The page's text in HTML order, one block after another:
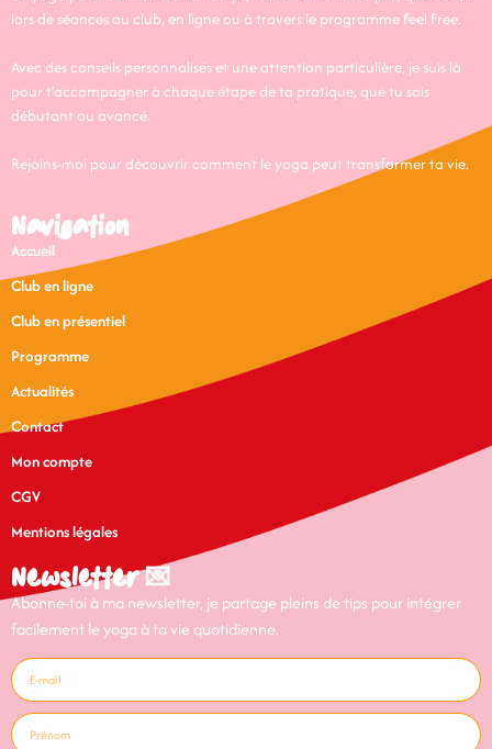
lors de séances au club, en ligne ou à travers le programme Feel Free.
Avec des conseils personnalisés et une attention particulière, je suis là
pour t’accompagner à chaque étape de ta pratique, que tu sois
débutant ou avancé.
Rejoins-moi pour découvrir comment le yoga peut transformer ta vie.
Navigation
Accueil
Club en ligne
Club en présentiel
Programme
Actualités
Contact
Mon compte
CGV
Mentions légales
Newsletter 💌
Abonne-toi à ma newsletter, je partage pleins de tips pour intégrer
facilement le yoga à ta vie quotidienne.